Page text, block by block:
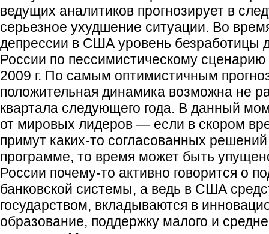
ведущих аналитиков прогнозирует в
серьезное ухудшение ситуации. Во
депрессии в США уровень безработицы
России по пессимистическому
2009 г. По самым оптимистичным
положительная динамика возможна не
квартала следующего года. В данный
от мировых лидеров — если в скором
примут каких-то согласованных
программе, то время может быть
России почему-то активно говорится о
банковской системы, а ведь в США
государством, вкладываются в
образование, поддержку малого и